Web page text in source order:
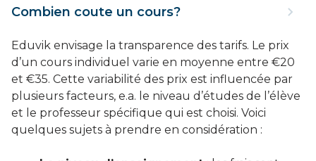
Combien coute un cours?
Eduvik envisage la transparence des tarifs. Le prix
d’un cours individuel varie en moyenne entre €20
et €35. Cette variabilité des prix est influencée par
plusieurs facteurs, e.a. le niveau d’études de l’élève
et le professeur spécifique qui est choisi. Voici
quelques sujets à prendre en considération :